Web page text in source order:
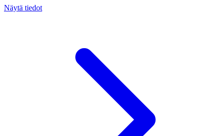
Näytä tiedot